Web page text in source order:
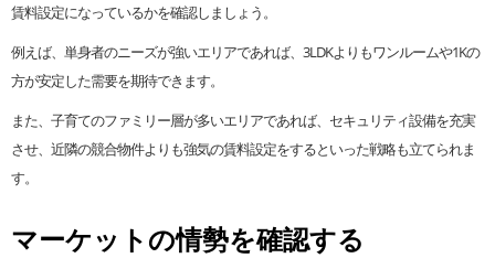
賃料設定になっているかを確認しましょう。
例えば、単身者のニーズが強いエリアであれば、3LDKよりもワンルームや1Kの
方が安定した需要を期待できます。
また、子育てのファミリー層が多いエリアであれば、セキュリティ設備を充実
させ、近隣の競合物件よりも強気の賃料設定をするといった戦略も立てられま
す。
マーケットの情勢を確認する